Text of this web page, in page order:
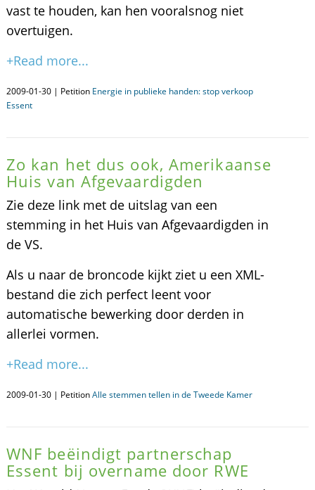
vast te houden, kan hen vooralsnog niet
overtuigen.
+Read more...
2009-01-30 | Petition Energie in publieke handen: stop verkoop
Essent
Zo kan het dus ook, Amerikaanse
Huis van Afgevaardigden
Zie deze link met de uitslag van een
stemming in het Huis van Afgevaardigden in
de VS.
Als u naar de broncode kijkt ziet u een XML-
bestand die zich perfect leent voor
automatische bewerking door derden in
allerlei vormen.
+Read more...
2009-01-30 | PetitionAlle stemmen tellen in de Tweede Kamer
WNF beëindigt partnerschap
Essent bij overname door RWE